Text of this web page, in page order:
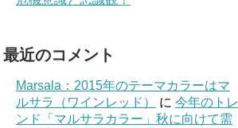
最近のコメント
Marsala：2015年のテーマカラーはマ
ルサラ（ワインレッド）
に 今年のトレ
ンド「マルサラカラー」秋に向けて需